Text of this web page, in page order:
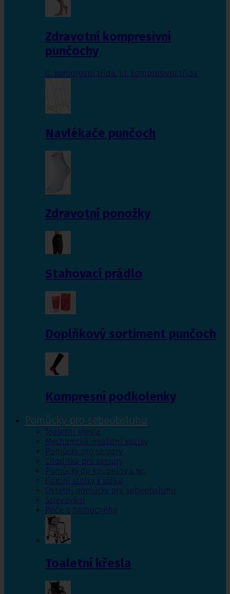
Zdravotní kompresivní
punčochy
II. kompresní třída III. kompresivní třída
Navlékače punčoch
Zdravotní ponožky
Stahovací prádlo
Doplňkový sortiment punčoch
Kompresní podkolenky
Pomůcky pro sebeobsluhu
Toaletní křesla
Mechanické invalidní vozíky
Pomůcky pro seniory
Chodítka pro seniory
Pomůcky do koupelny a wc
Jídelní stolky k lůžku
Ostatní pomůcky pro sebeobsluhu
Stravování
Péče o nemocného
Toaletní křesla